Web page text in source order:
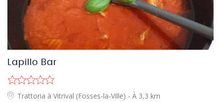
Lapillo Bar
Trattoria à Vitrival (Fosses-la-Ville) - À 3,3 km